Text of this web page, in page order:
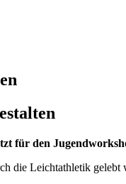
für den
die Leichtathletik